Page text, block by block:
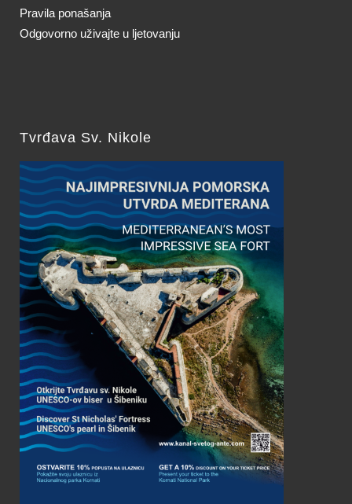
Pravila ponašanja
Odgovorno uživajte u ljetovanju
Tvrđava Sv. Nikole